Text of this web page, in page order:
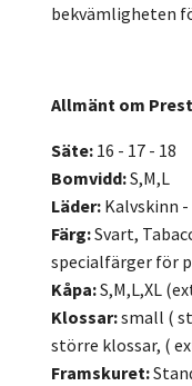
bekvämligheten
Allmänt om
Säte: 16 - 17 - 18
Bomvidd:S,M,L
Läder: Kalvskinn
Färg:Svart,
specialfärger för
Kåpa:S,M,L,XL
Klossar:small (
större klossar, (
Framskuret: